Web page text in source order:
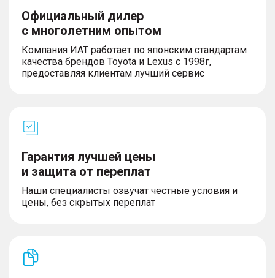
Официальный дилер
с многолетним опытом
Компания ИАТ работает по японским стандартам
качества брендов Toyota и Lexus с 1998г,
предоставляя клиентам лучший сервис
Гарантия лучшей цены
и защита от переплат
Наши специалисты озвучат честные условия и
цены, без скрытых переплат